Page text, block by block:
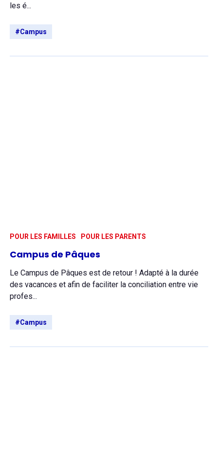
les é...
#Campus
POUR LES FAMILLES POUR LES PARENTS
Campus de Pâques
Le Campus de Pâques est de retour ! Adapté à la durée
des vacances et afin de faciliter la conciliation entre vie
profes...
#Campus